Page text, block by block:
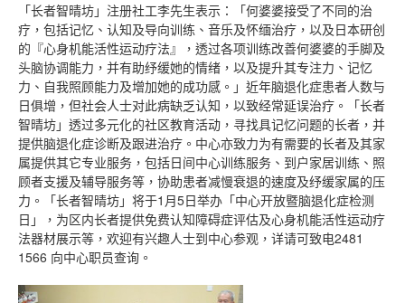
「长者智晴坊」注册社工李先生表示：「何婆婆接受了不同的治
疗，包括记忆、认知及导向训练、音乐及怀缅治疗，以及日本研创
的『心身机能活性运动疗法』，透过各项训练改善何婆婆的手脚及
头脑协调能力，并有助纾缓她的情绪，以及提升其专注力、记忆
力、自我照顾能力及增加她的成功感。」近年脑退化症患者人数与
日俱增，但社会人士对此病缺乏认知，以致经常延误治疗。「长者
智晴坊」透过多元化的社区教育活动，寻找具记忆问题的长者，并
提供脑退化症诊断及跟进治疗。中心亦致力为有需要的长者及其家
属提供其它专业服务，包括日间中心训练服务、到户家居训练、照
顾者支援及辅导服务等，协助患者减慢衰退的速度及纾缓家属的压
力。「长者智晴坊」将于1月5日举办「中心开放暨脑退化症检测
日」，为区内长者提供免费认知障碍症评估及心身机能活性运动疗
法器材展示等，欢迎有兴趣人士到中心参观，详请可致电2481
1566 向中心职员查询。